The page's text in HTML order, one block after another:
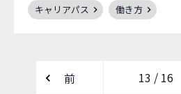
キャリアパス 働き方
前